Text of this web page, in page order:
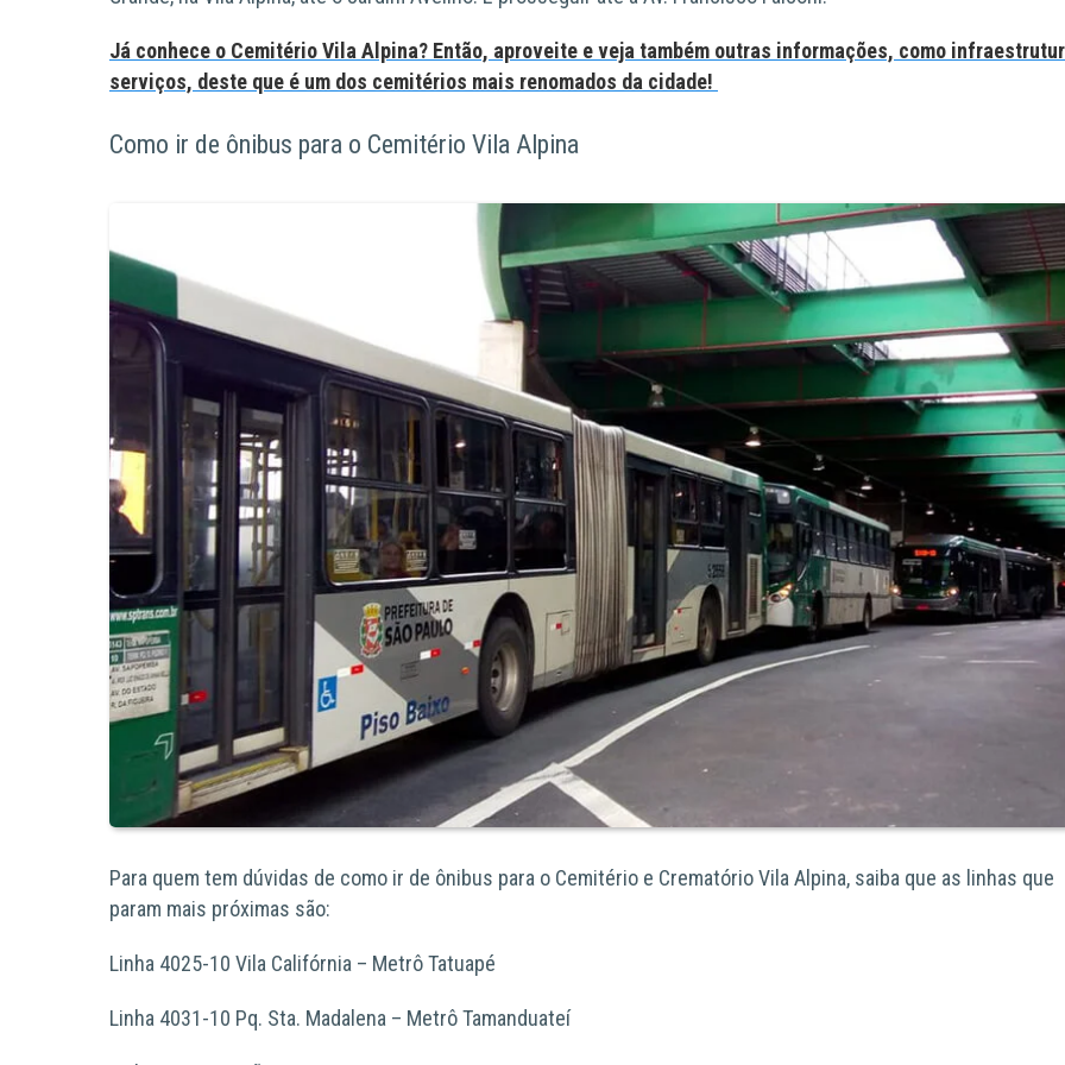
Já conhece o Cemitério Vila Alpina? Então, aproveite e veja também outras informações, como
serviços, deste que é um dos cemitérios mais renomados da cidade!
Como ir de ônibus para o Cemitério Vila Alpina
Para quem tem dúvidas de como ir de ônibus para o Cemitério e Crematório Vila Alpina, saiba que as linhas que
param mais próximas são:
Linha 4025-10 Vila Califórnia – Metrô Tatuapé
Linha 4031-10 Pq. Sta. Madalena – Metrô Tamanduateí